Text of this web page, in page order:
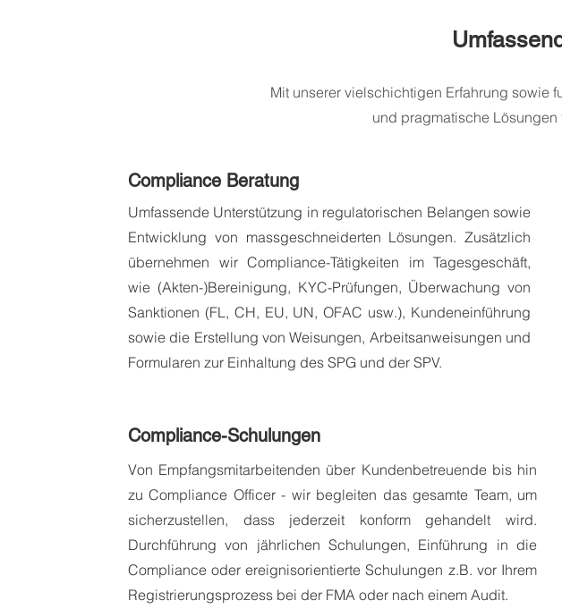
Mit unserer vielschichtigen Erfahrung sowie
und pragmatische
Compliance Beratung
Umfassende Unterstützung in regulatorischen Belangen sowie
Entwicklung von massgeschneiderten Lösungen. Zusätzlich
übernehmen wir Compliance-Tätigkeiten im Tagesgeschäft,
wie (Akten-)Bereinigung, KYC-Prüfungen, Überwachung von
Sanktionen (FL, CH, EU, UN, OFAC usw.), Kundeneinführung
sowie die Erstellung von Weisungen, Arbeitsanweisungen und
Formularen zur Einhaltung des SPG und der SPV.
Compliance-Schulungen
Von Empfangsmitarbeitenden über Kundenbetreuende bis hin
zu Compliance Officer - wir begleiten das gesamte Team, um
sicherzustellen, dass jederzeit konform gehandelt wird.
Durchführung von jährlichen Schulungen, Einführung in die
Compliance oder ereignisorientierte Schulungen z.B. vor Ihrem
Registrierungsprozess bei der FMA oder nach einem Audit.